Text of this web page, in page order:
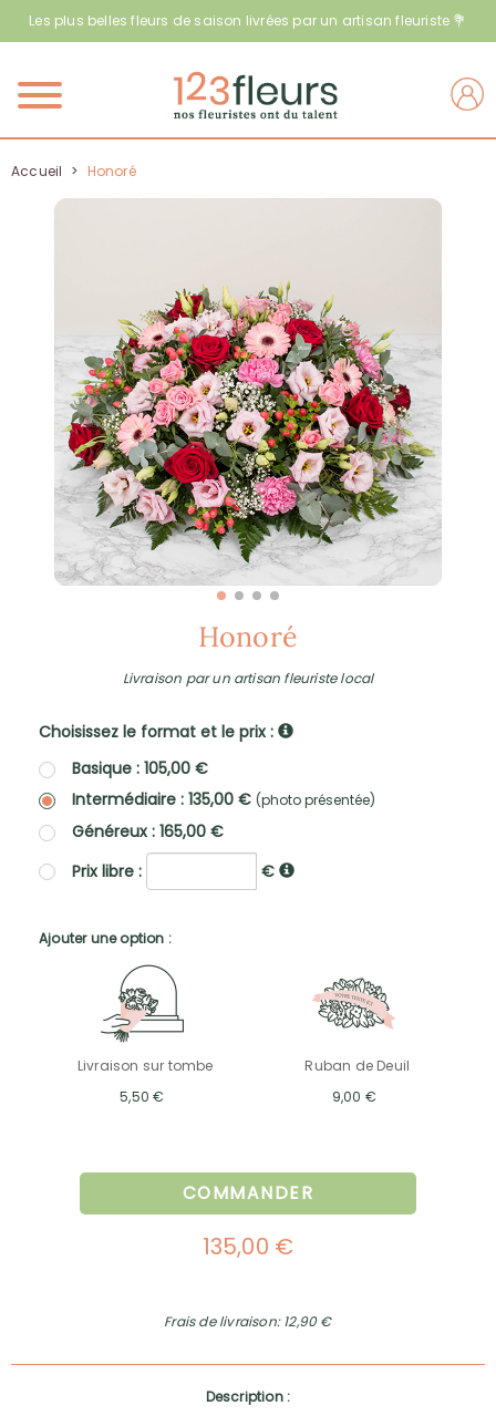
Les plus belles fleurs de saison livrées par un artisan fleuriste 💐
Menu
Accueil > Honoré
Honoré
Livraison par un artisan fleuriste local
Choisissez le format et le prix :
Basique : 105,00 €
Intermédiaire : 135,00 € (photo présentée)
Généreux : 165,00 €
Prix libre :
€
Ajouter une option :
Livraison sur tombe
5,50 €
Ruban de Deuil
9,00 €
COMMANDER
135,00 €
Frais de livraison: 12,90 €
Description :